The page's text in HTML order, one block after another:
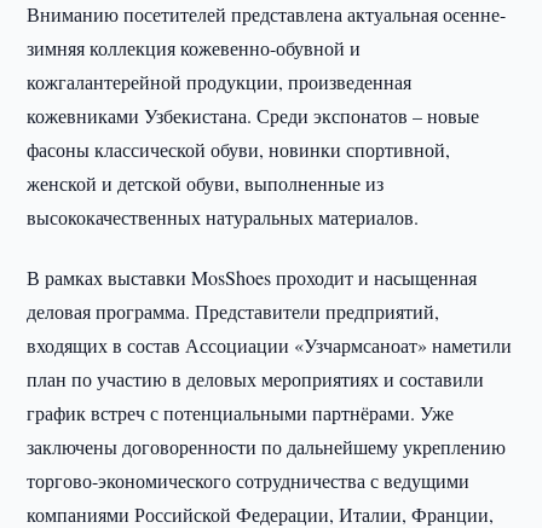
Вниманию посетителей представлена актуальная осенне-
зимняя коллекция кожевенно-обувной и
кожгалантерейной продукции, произведенная
кожевниками Узбекистана. Среди экспонатов – новые
фасоны классической обуви, новинки спортивной,
женской и детской обуви, выполненные из
высококачественных натуральных материалов.
В рамках выставки MosShoes проходит и насыщенная
деловая программа. Представители предприятий,
входящих в состав Ассоциации «Узчармсаноат» наметили
план по участию в деловых мероприятиях и составили
график встреч с потенциальными партнёрами. Уже
заключены договоренности по дальнейшему укреплению
торгово-экономического сотрудничества с ведущими
компаниями Российской Федерации, Италии, Франции,